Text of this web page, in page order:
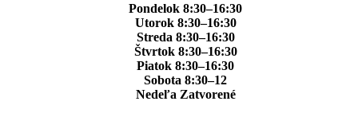
Pondelok 8:30–16:30
Utorok 8:30–16:30
Streda 8:30–16:30
Štvrtok 8:30–16:30
Piatok 8:30–16:30
Sobota 8:30–12
Nedeľa Zatvorené